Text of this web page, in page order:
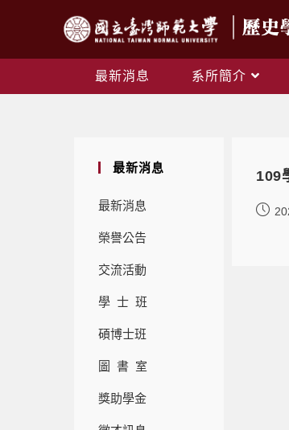
最新消息 系所簡介
最新消息
最新消息
榮譽公告
交流活動
學 士 班
碩博士班
圖 書 室
獎助學金
109